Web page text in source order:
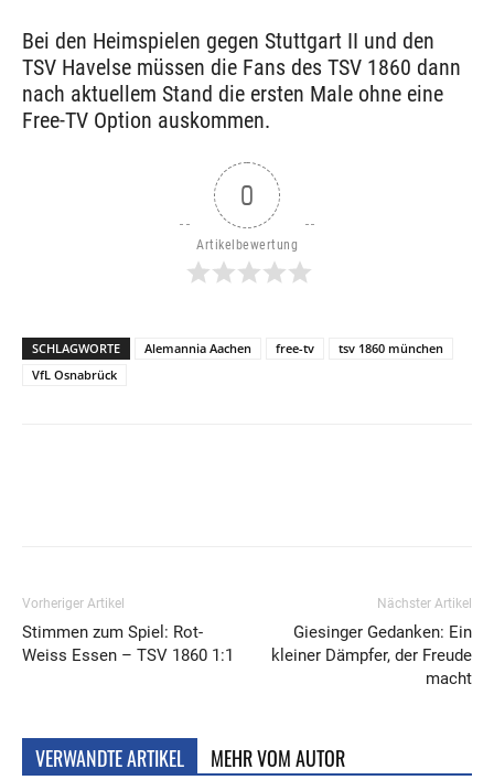
Bei den Heimspielen gegen Stuttgart II und den
TSV Havelse müssen die Fans des TSV 1860 dann
nach aktuellem Stand die ersten Male ohne eine
Free-TV Option auskommen.
0
Artikelbewertung
SCHLAGWORTE Alemannia Aachen free-tv
tsv 1860 münchen
VfL Osnabrück
Vorheriger Artikel
Stimmen zum Spiel: Rot-
Weiss Essen – TSV 1860 1:1
Nächster Artikel
Giesinger Gedanken: Ein
kleiner Dämpfer, der Freude
macht
VERWANDTE ARTIKEL MEHR VOM AUTOR